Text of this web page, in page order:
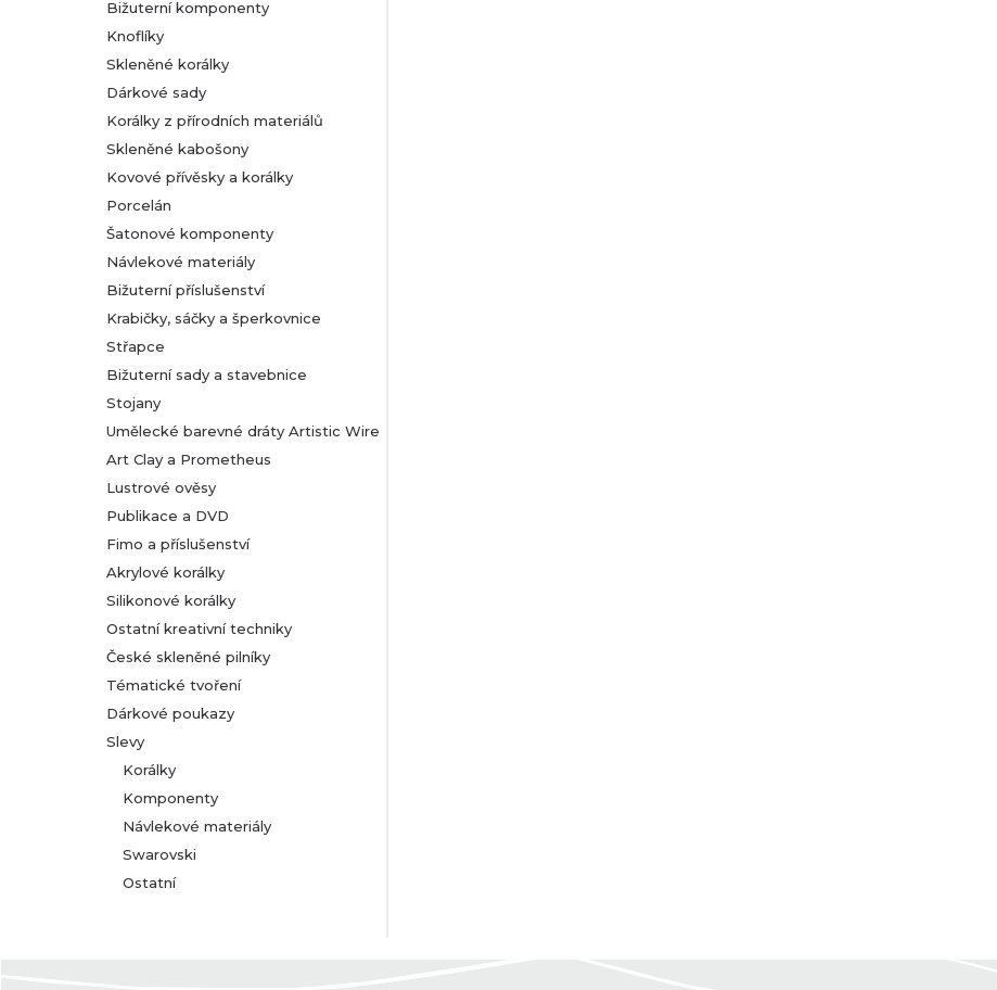
Bižuterní komponenty
Knoflíky
Skleněné korálky
Dárkové sady
Korálky z přírodních materiálů
Skleněné kabošony
Kovové přívěsky a korálky
Porcelán
Šatonové komponenty
Návlekové materiály
Bižuterní příslušenství
Krabičky, sáčky a šperkovnice
Střapce
Bižuterní sady a stavebnice
Stojany
Umělecké barevné dráty Artistic Wire
Art Clay a Prometheus
Lustrové ověsy
Publikace a DVD
Fimo a příslušenství
Akrylové korálky
Silikonové korálky
Ostatní kreativní techniky
České skleněné pilníky
Tématické tvoření
Dárkové poukazy
Slevy
Korálky
Komponenty
Návlekové materiály
Swarovski
Ostatní